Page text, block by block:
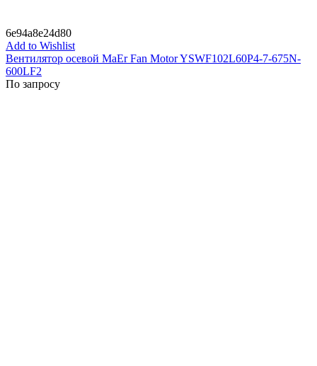
6e94a8e24d80
Add to Wishlist
Вентилятор осевой MaEr Fan Motor YSWF102L60P4-7-675N-
600LF2
По запросу